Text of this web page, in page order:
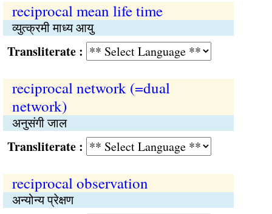
reciprocal mean life time
व्युत्क्रमी माध्य आयु
:
reciprocal network (=dual
network)
अनुसंगी जाल
:
reciprocal observation
अन्योन्य प्रेक्षण